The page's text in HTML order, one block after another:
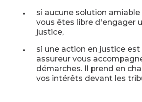
si aucune solution
vous êtes libre d'engager
justice,
si une action en justice
assureur vous
démarches. Il prend en
vos intérêts devant les